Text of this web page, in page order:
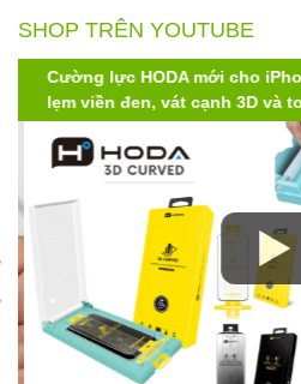
SHOP TRÊN YOUTUBE
Cường lực HODA mới cho
lẹm viền đen, vát cạnh 3D và